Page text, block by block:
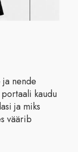
nende
kaudu
ja miks
väärib